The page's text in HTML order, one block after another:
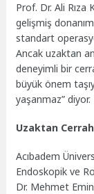
Prof. Dr. Ali Rıza
gelişmiş
standart
Ancak uzaktan
deneyimli bir
büyük önem
yaşanmaz” diyor.
Uzaktan
Acıbadem
Endoskopik ve
Dr. Mehmet